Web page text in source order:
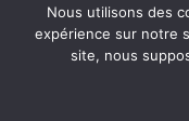
Thrash Metal
Nous utilisons des
expérience sur notre
site, nous